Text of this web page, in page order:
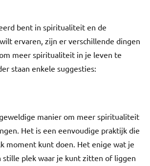
bent in spiritualiteit en de
ervaren, zijn er verschillende dingen
meer spiritualiteit in je leven te
staan enkele suggesties:
manier om meer spiritualiteit
Het is een eenvoudige praktijk die
moment kunt doen. Het enige wat je
stille plek waar je kunt zitten of liggen